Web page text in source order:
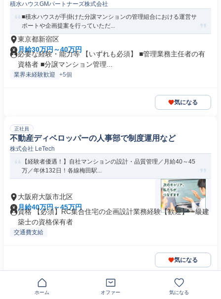
積水ハウスGMパートナーズ株式会社
■積水ハウスが手掛けた分譲マンションの管理組合における運営サ
ポートや企画提案を行っていただ...
東京都新宿区
月給30万円～40万円
必要な経験・能力等 【いずれも必須】 ■管理業務主任者の有
資格者 ■分譲マンション管理...
業界未経験歓迎 +5個
気になる
正社員
不動産ディベロッパーの人事部で制度運用など
株式会社 LeTech
【経験者優遇！】自社マンションの設計・品質管理／月給40～45
万／年休132日！各線梅田駅...
大阪府大阪市北区
月給40万円～45万円
資格 【必須】RC集合住宅の企画設計業務経験【歓迎】一級建
築士の資格保有者
交通費支給
気になる
【100億規模を扱う仕入れ担当】不動産売買仲介からデ
ホーム オファー 気になる